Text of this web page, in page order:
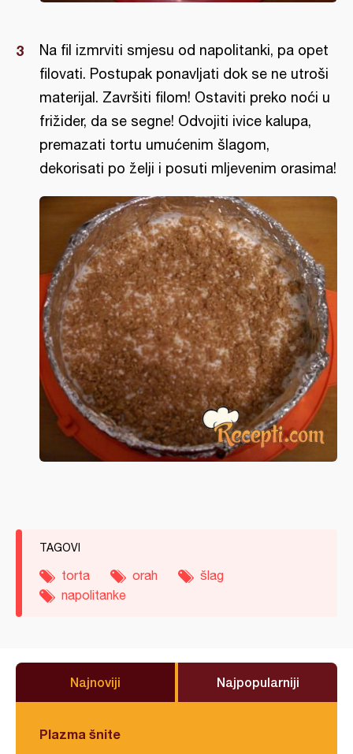
Na fil izmrviti smjesu od napolitanki, pa opet
filovati. Postupak ponavljati dok se ne utroši
materijal. Završiti filom! Ostaviti preko noći u
frižider, da se segne! Odvojiti ivice kalupa,
premazati tortu umućenim šlagom,
dekorisati po želji i posuti mljevenim orasima!
TAGOVI
torta orah
šlag
napolitanke
Najnoviji Najpopularniji
Plazma šnite